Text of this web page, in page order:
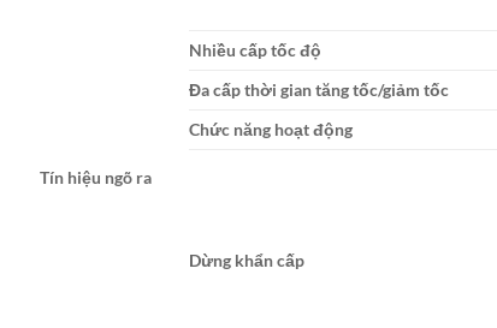
Tín hiệu ngõ ra
Nhiều cấp tốc độ
Đa cấp thời gian tăng tốc/giảm tốc
Chức năng hoạt động
Dừng khẩn cấp